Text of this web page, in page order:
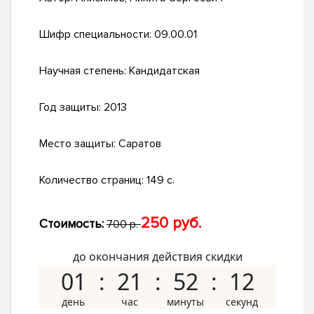
Шифр специальности: 09.00.01
Научная степень: Кандидатская
Год защиты: 2013
Место защиты: Саратов
Количество страниц: 149 с.
Стоимость: 700 р.250 руб.
до окончания действия скидки
01 21 52 11